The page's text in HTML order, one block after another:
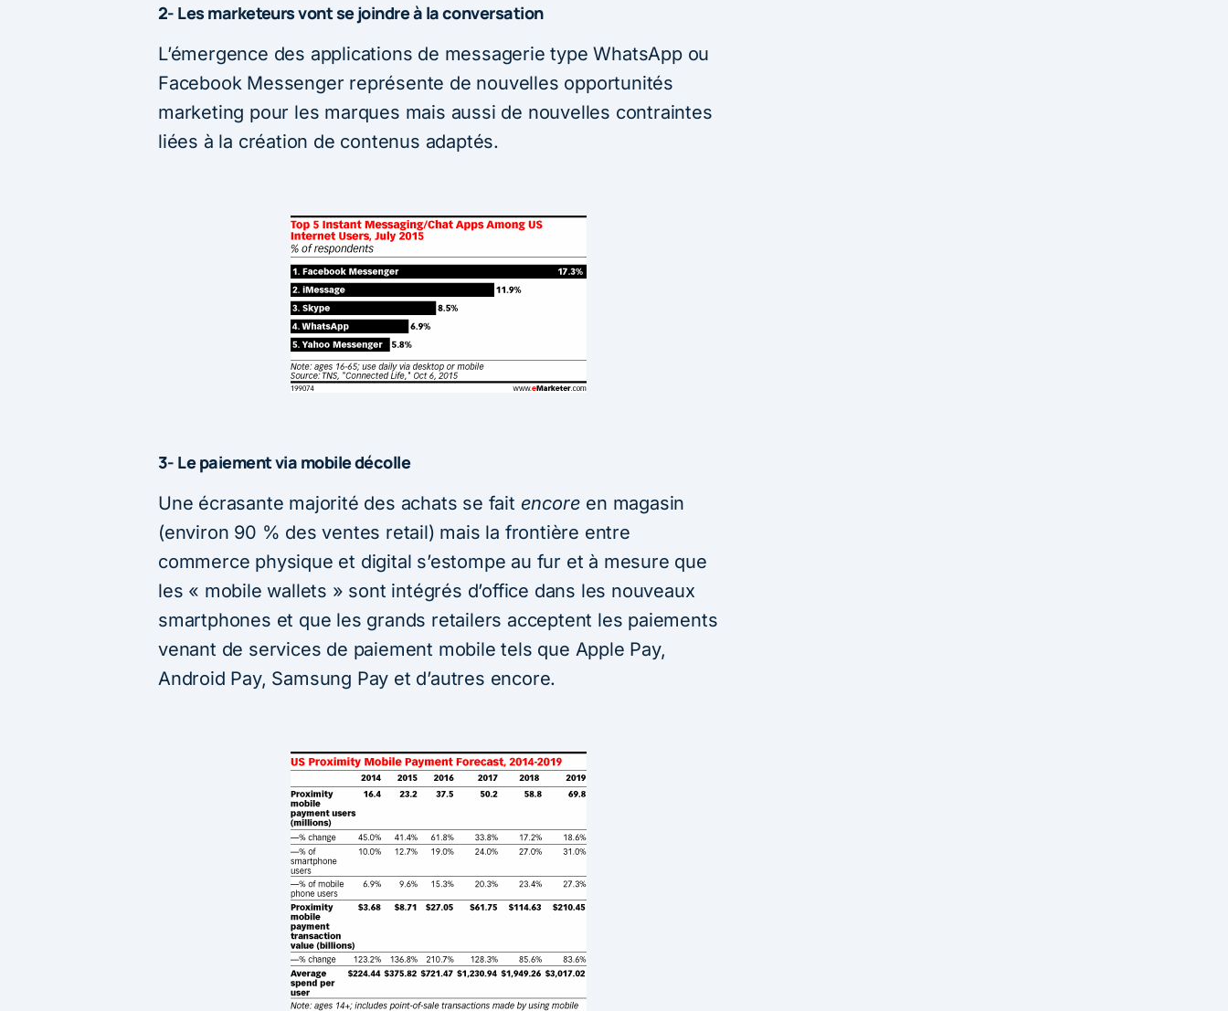
2- Les marketeurs vont se joindre à la conversation
L’émergence des applications de messagerie type WhatsApp ou
Facebook Messenger représente de nouvelles opportunités
marketing pour les marques mais aussi de nouvelles contraintes
liées à la création de contenus adaptés.
3- Le paiement via mobile décolle
Une écrasante majorité des achats se fait encore en magasin
(environ 90 % des ventes retail) mais la frontière entre
commerce physique et digital s’estompe au fur et à mesure que
les « mobile wallets » sont intégrés d’office dans les nouveaux
smartphones et que les grands retailers acceptent les paiements
venant de services de paiement mobile tels que Apple Pay,
Android Pay, Samsung Pay et d’autres encore.